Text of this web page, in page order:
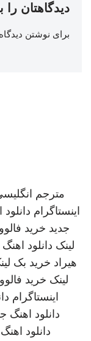
دیدگاهتان را
برای نوشتن دیدگاه
مترجم
اینستاگرام
جدید خرید
لینک دانلود
هیراد خرید بک
لینک خرید
اینستاگرام
دانلود اهنگ
دانلود